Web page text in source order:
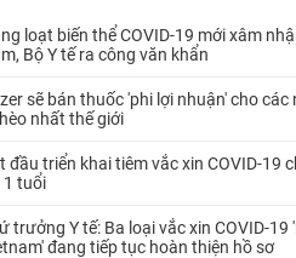
loạt biến thể COVID-19 mới xâm
Bộ Y tế ra công văn khẩn
sẽ bán thuốc 'phi lợi nhuận' cho các
nhất thế giới
đầu triển khai tiêm vắc xin COVID-19
tuổi
trưởng Y tế: Ba loại vắc xin COVID-19
đang tiếp tục hoàn thiện hồ sơ